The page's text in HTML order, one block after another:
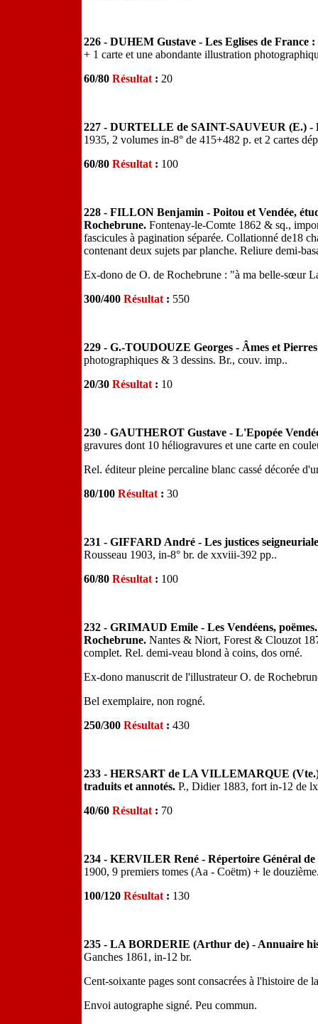
226 - DUHEM Gustave - Les Eglises de France
+ 1 carte et une abondante illustration
60/80 Résultat : 20
227 - DURTELLE de SAINT-SAUVEUR (E.) -
1935, 2 volumes in-8° de 415+482 p. et 2 cartes
60/80 Résultat : 100
228 - FILLON Benjamin - Poitou et Vendée,
Rochebrune. Fontenay-le-Comte 1862 & sq.,
fascicules à pagination séparée. Collationné de18
contenant deux sujets par planche. Reliure demi-
Ex-dono de O. de Rochebrune : "à ma belle-sœur
300/400 Résultat : 550
229 - G.-TOUDOUZE Georges - Âmes et
photographiques & 3 dessins. Br., couv. imp..
20/30 Résultat : 10
230 - GAUTHEROT Gustave - L'Epopée
gravures dont 10 héliogravures et une carte en
Rel. éditeur pleine percaline blanc cassé décorée
80/100 Résultat : 30
231 - GIFFARD André - Les justices
Rousseau 1903, in-8° br. de xxviii-392 pp..
60/80 Résultat : 100
232 - GRIMAUD Emile - Les Vendéens,
Rochebrune. Nantes & Niort, Forest & Clouzot
complet. Rel. demi-veau blond à coins, dos orné.
Ex-dono manuscrit de l'illustrateur O. de
Bel exemplaire, non rogné.
250/300 Résultat : 430
233 - HERSART de LA VILLEMARQUE (Vte.)
traduits et annotés. P., Didier 1883, fort in-12 de
40/60 Résultat : 70
234 - KERVILER René - Répertoire Général
1900, 9 premiers tomes (Aa - Coëtm) + le
100/120 Résultat : 130
235 - LA BORDERIE (Arthur de) - Annuaire
Ganches 1861, in-12 br.
Cent-soixante pages sont consacrées à l'histoire de
Envoi autographe signé. Peu commun.